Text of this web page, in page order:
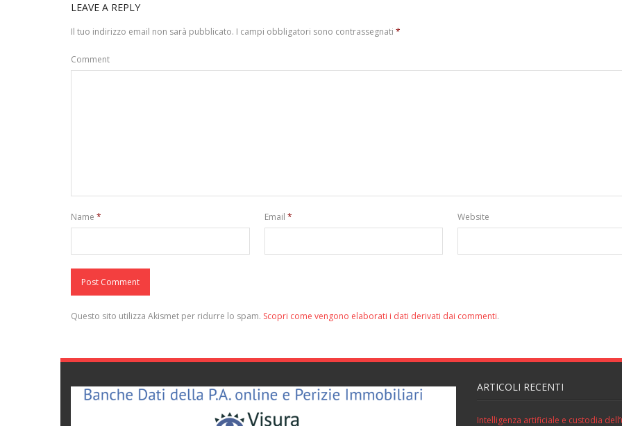
LEAVE A REPLY
Il tuo indirizzo email non sarà pubblicato. I campi obbligatori sono contrassegnati *
Comment
Name * Email * Website
Questo sito utilizza Akismet per ridurre lo spam. Scopri come vengono elaborati i dati derivati dai commenti.
ARTICOLI RECENTI
Intelligenza artificiale e custodia